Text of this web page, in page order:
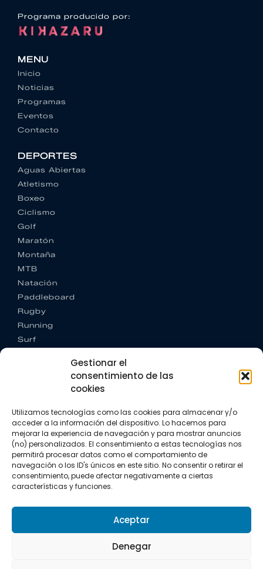
Gestionar el
consentimiento de las
cookies
Utilizamos tecnologías como las cookies para almacenar y/o
acceder a la información del dispositivo. Lo hacemos para
mejorar la experiencia de navegación y para mostrar anuncios
(no) personalizados. El consentimiento a estas tecnologías nos
permitirá procesar datos como el comportamiento de
navegación o los ID's únicos en este sitio. No consentir o retirar el
consentimiento, puede afectar negativamente a ciertas
características y funciones.
Aceptar
Denegar
Programa producido por:
MENU
Inicio
Noticias
Programas
Eventos
Contacto
DEPORTES
Aguas Abiertas
Atletismo
Boxeo
Ciclismo
Golf
Maratón
Montaña
MTB
Natación
Paddleboard
Rugby
Running
Surf
CONTACTO
+34 662 342 177
info@vkssport.com
SÍGUENOS
Política de privacidad
Política de cookies